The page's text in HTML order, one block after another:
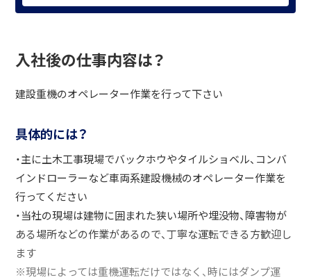
入社後の仕事内容は？
建設重機のオペレーター作業を行って下さい
具体的には？
・主に土木工事現場でバックホウやタイルショベル、コンバ
インドローラーなど車両系建設機械のオペレーター作業を
行ってください
・当社の現場は建物に囲まれた狭い場所や埋没物、障害物が
ある場所などの作業があるので、丁寧な運転できる方歓迎し
ます
※現場によっては重機運転だけではなく、時にはダンプ運